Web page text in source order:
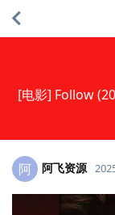
[电影] Follow
阿 阿飞资源